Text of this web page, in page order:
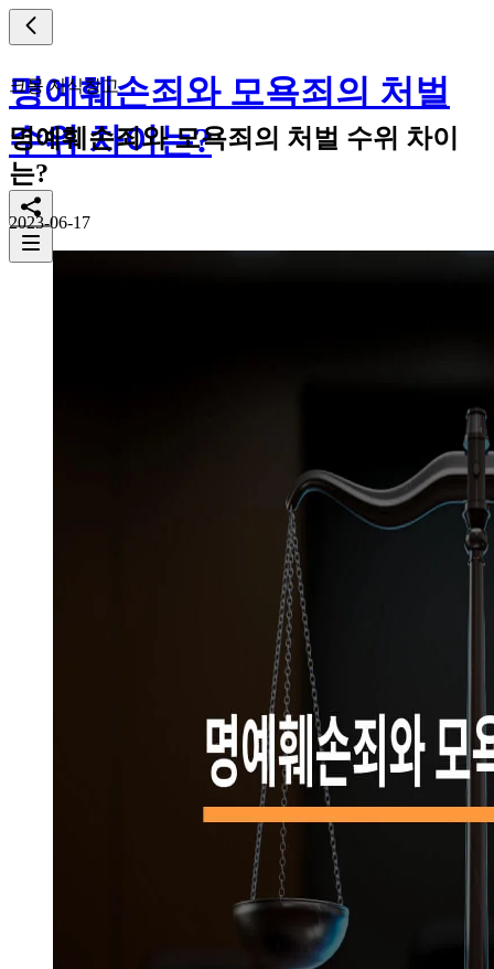
명예훼손죄와 모욕죄의 처벌
수위 차이는?
크몽 지식창고
명예훼손죄와 모욕죄의 처벌 수위 차이
는?
2023-06-17